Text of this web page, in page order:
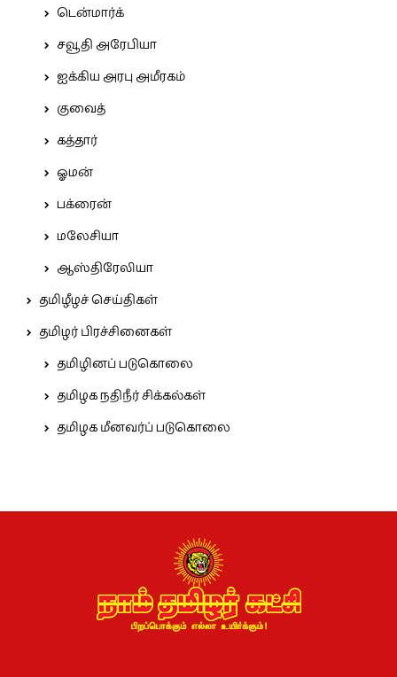
டென்மார்க்
சவூதி அரேபியா
ஐக்கிய அரபு அமீரகம்
குவைத்
கத்தார்
ஓமன்
பக்ரைன்
மலேசியா
ஆஸ்திரேலியா
தமிழீழச் செய்திகள்
தமிழர் பிரச்சினைகள்
தமிழினப் படுகொலை
தமிழக நதிநீர் சிக்கல்கள்
தமிழக மீனவர்ப் படுகொலை